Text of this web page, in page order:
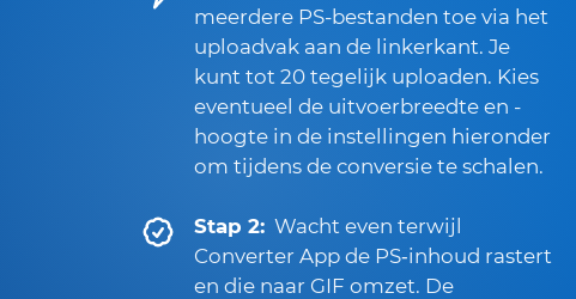
meerdere PS-bestanden toe via het
uploadvak aan de linkerkant. Je
kunt tot 20 tegelijk uploaden. Kies
eventueel de uitvoerbreedte en -
hoogte in de instellingen hieronder
om tijdens de conversie te schalen.
Stap 2: Wacht even terwijl
Converter App de PS‑inhoud rastert
en die naar GIF omzet. De